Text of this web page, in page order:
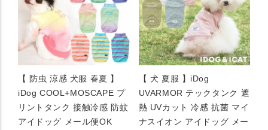
【 防虫 涼感 犬服 春夏 】
iDog COOL+MOSCAPE プ
リントタンク 接触冷感 防蚊
アイドッグ メール便OK
【 犬 夏服 】iDog
UVARMOR テックタンク 遮
熱 UVカット 冷感 抗菌 マイ
ナスイオン アイドッグ メー